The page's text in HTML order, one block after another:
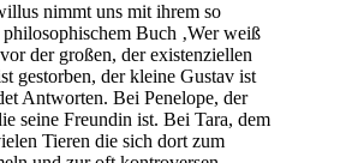
nimmt uns mit ihrem so
Buch ‚Wer weiß
der großen, der existenziellen
gestorben, der kleine Gustav ist
Antworten. Bei Penelope, der
seine Freundin ist. Bei Tara, dem
Tieren die sich dort zum